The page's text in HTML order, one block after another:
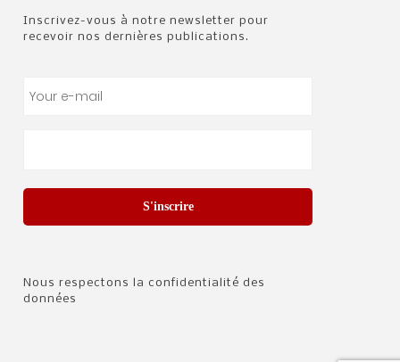
Inscrivez-vous à notre newsletter pour
recevoir nos dernières publications.
S'inscrire
Nous respectons la confidentialité des
données